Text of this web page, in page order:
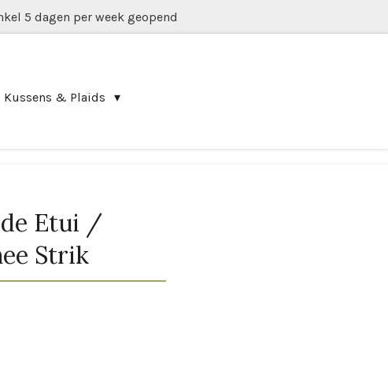
5 dagen per week geopend
Kussens & Plaids
Etui /
Strik